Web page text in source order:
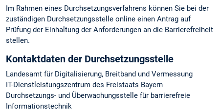
Im Rahmen eines Durchsetzungsverfahrens können Sie bei der
zuständigen Durchsetzungsstelle online einen Antrag auf
Prüfung der Einhaltung der Anforderungen an die Barrierefreiheit
stellen.
Kontaktdaten der Durchsetzungsstelle
Landesamt für Digitalisierung, Breitband und Vermessung
IT-Dienstleistungszentrum des Freistaats Bayern
Durchsetzungs- und Überwachungsstelle für barrierefreie
Informationstechnik